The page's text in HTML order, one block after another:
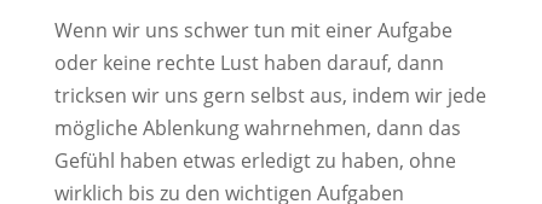
Wenn wir uns schwer tun mit einer Aufgabe
oder keine rechte Lust haben darauf, dann
tricksen wir uns gern selbst aus, indem wir jede
mögliche Ablenkung wahrnehmen, dann das
Gefühl haben etwas erledigt zu haben, ohne
wirklich bis zu den wichtigen Aufgaben